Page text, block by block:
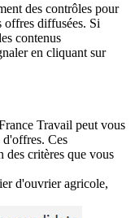
des contrôles pour
diffusées. Si
contenus
en cliquant sur
Travail peut vous
d'offres. Ces
des critères que vous
d'ouvrier agricole,